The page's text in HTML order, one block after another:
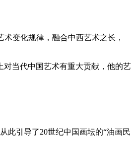
变化规律，融合中西艺术之长，
当代中国艺术有重大贡献，他的艺
此引导了20世纪中国画坛的“油画民